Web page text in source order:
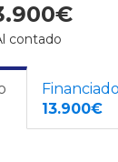
contado
Financiado
13.900€